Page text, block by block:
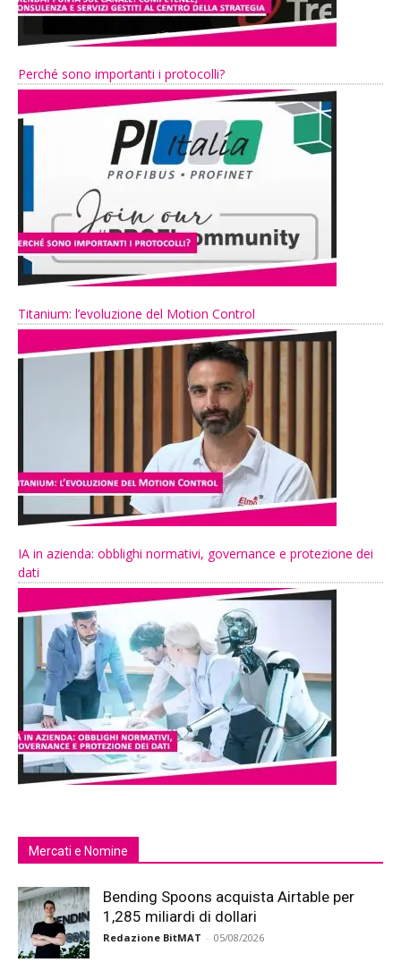
Perché sono importanti i protocolli?
Titanium: l’evoluzione del Motion Control
IA in azienda: obblighi normativi, governance e protezione dei
dati
Mercati e Nomine
Bending Spoons acquista Airtable per
1,285 miliardi di dollari
Redazione BitMAT - 05/08/2026